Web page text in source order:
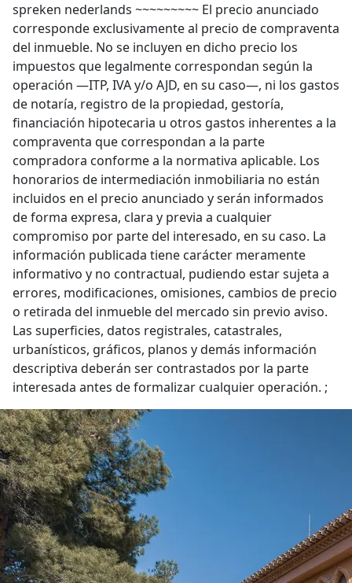
spreken nederlands ~~~~~~~~~ El precio anunciado
corresponde exclusivamente al precio de compraventa
del inmueble. No se incluyen en dicho precio los
impuestos que legalmente correspondan según la
operación —ITP, IVA y/o AJD, en su caso—, ni los gastos
de notaría, registro de la propiedad, gestoría,
financiación hipotecaria u otros gastos inherentes a la
compraventa que correspondan a la parte
compradora conforme a la normativa aplicable. Los
honorarios de intermediación inmobiliaria no están
incluidos en el precio anunciado y serán informados
de forma expresa, clara y previa a cualquier
compromiso por parte del interesado, en su caso. La
información publicada tiene carácter meramente
informativo y no contractual, pudiendo estar sujeta a
errores, modificaciones, omisiones, cambios de precio
o retirada del inmueble del mercado sin previo aviso.
Las superficies, datos registrales, catastrales,
urbanísticos, gráficos, planos y demás información
descriptiva deberán ser contrastados por la parte
interesada antes de formalizar cualquier operación. ;